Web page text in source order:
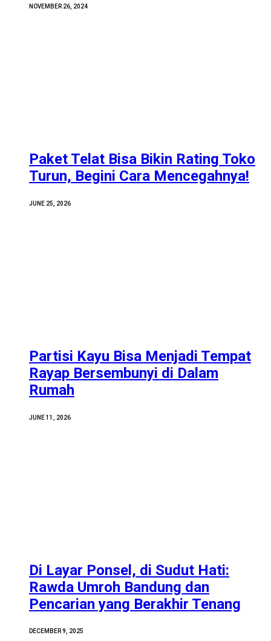
NOVEMBER 26, 2024
Paket Telat Bisa Bikin Rating Toko
Turun, Begini Cara Mencegahnya!
JUNE 25, 2026
Partisi Kayu Bisa Menjadi Tempat
Rayap Bersembunyi di Dalam
Rumah
JUNE 11, 2026
Di Layar Ponsel, di Sudut Hati:
Rawda Umroh Bandung dan
Pencarian yang Berakhir Tenang
DECEMBER 9, 2025